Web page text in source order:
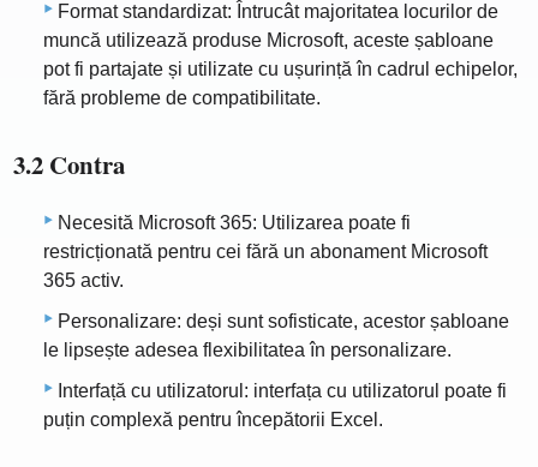
Format standardizat: Întrucât majoritatea locurilor de
muncă utilizează produse Microsoft, aceste șabloane
pot fi partajate și utilizate cu ușurință în cadrul echipelor,
fără probleme de compatibilitate.
3.2 Contra
Necesită Microsoft 365: Utilizarea poate fi
restricționată pentru cei fără un abonament Microsoft
365 activ.
Personalizare: deși sunt sofisticate, acestor șabloane
le lipsește adesea flexibilitatea în personalizare.
Interfață cu utilizatorul: interfața cu utilizatorul poate fi
puțin complexă pentru începătorii Excel.